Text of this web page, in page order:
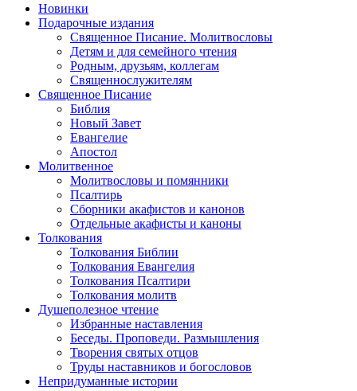
Новинки
Подарочные издания
Священное Писание. Молитвословы
Детям и для семейного чтения
Родным, друзьям, коллегам
Священнослужителям
Священное Писание
Библия
Новый Завет
Евангелие
Апостол
Молитвенное
Молитвословы и помянники
Псалтирь
Сборники акафистов и канонов
Отдельные акафисты и каноны
Толкования
Толкования Библии
Толкования Евангелия
Толкования Псалтири
Толкования молитв
Душеполезное чтение
Избранные наставления
Беседы. Проповеди. Размышления
Творения святых отцов
Труды наставников и богословов
Непридуманные истории